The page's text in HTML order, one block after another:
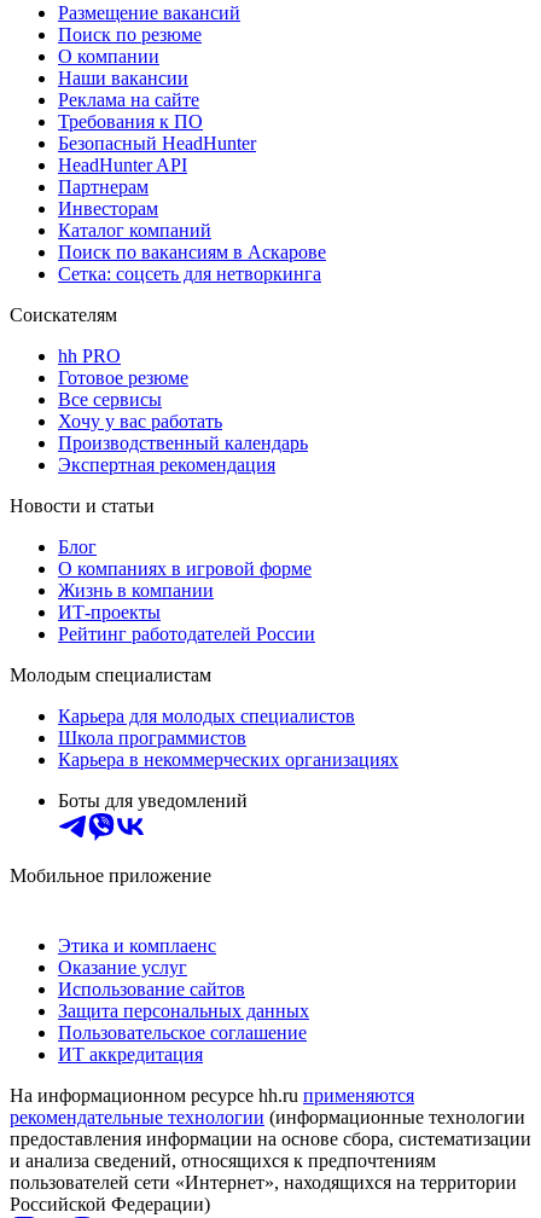
Размещение вакансий
Поиск по резюме
О компании
Наши вакансии
Реклама на сайте
Требования к ПО
Безопасный HeadHunter
HeadHunter API
Партнерам
Инвесторам
Каталог компаний
Поиск по вакансиям в Аскарове
Сетка: соцсеть для нетворкинга
Соискателям
hh PRO
Готовое резюме
Все сервисы
Хочу у вас работать
Производственный календарь
Экспертная рекомендация
Новости и статьи
Блог
О компаниях в игровой форме
Жизнь в компании
ИТ-проекты
Рейтинг работодателей России
Молодым специалистам
Карьера для молодых специалистов
Школа программистов
Карьера в некоммерческих организациях
Боты для уведомлений
Мобильное приложение
Этика и комплаенс
Оказание услуг
Использование сайтов
Защита персональных данных
Пользовательское соглашение
ИТ аккредитация
На информационном ресурсе hh.ru применяются
рекомендательные технологии (информационные технологии
предоставления информации на основе сбора, систематизации
и анализа сведений, относящихся к предпочтениям
пользователей сети «Интернет», находящихся на территории
Российской Федерации)